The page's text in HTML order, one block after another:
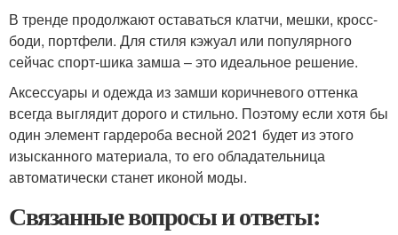
В тренде продолжают оставаться клатчи, мешки, кросс-
боди, портфели. Для стиля кэжуал или популярного
сейчас спорт-шика замша – это идеальное решение.
Аксессуары и одежда из замши коричневого оттенка
всегда выглядит дорого и стильно. Поэтому если хотя бы
один элемент гардероба весной 2021 будет из этого
изысканного материала, то его обладательница
автоматически станет иконой моды.
Связанные вопросы и ответы: